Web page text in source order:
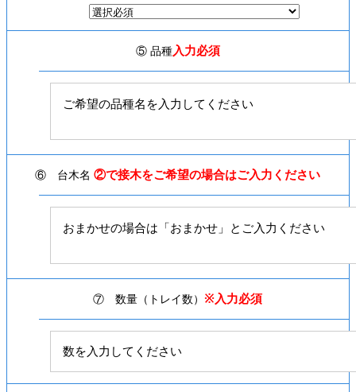
⑤ 品種入力必須
⑥ 台木名②で接木をご希望の場合はご入力ください
⑦ 数量（トレイ数）※入力必須